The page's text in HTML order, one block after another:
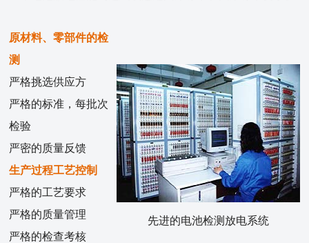
原材料、零部件的检
测
严格挑选供应方
严格的标准，每批次
检验
严密的质量反馈
生产过程工艺控制
严格的工艺要求
严格的质量管理
严格的检查考核
先进的电池检测放电系统